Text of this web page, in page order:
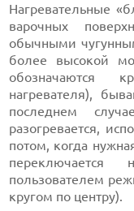
Нагревательные
варочных
обычными
более высокой
обозначаются
нагревателя),
последнем
разогревается,
потом, когда
пользователем
кругом по центру).